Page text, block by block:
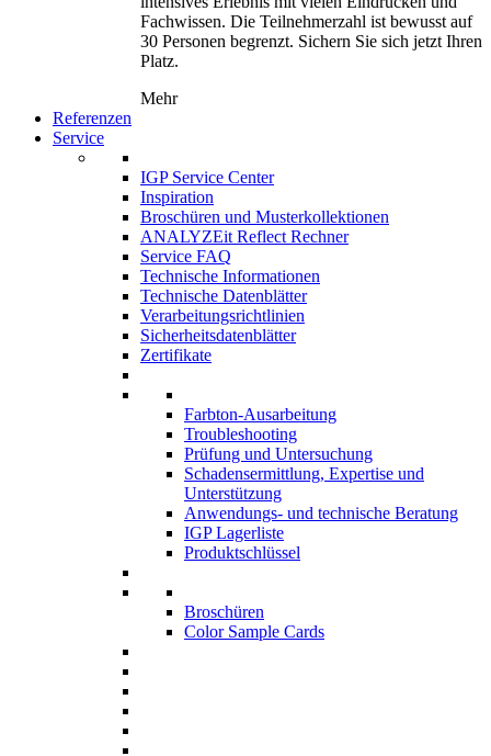
Fachwissen. Die Teilnehmerzahl ist bewusst auf
30 Personen begrenzt. Sichern Sie sich jetzt Ihren
Platz.
Mehr
Referenzen
Service
IGP Service Center
Inspiration
Broschüren und Musterkollektionen
ANALYZEit Reflect Rechner
Service FAQ
Technische Informationen
Technische Datenblätter
Verarbeitungsrichtlinien
Sicherheitsdatenblätter
Zertifikate
Farbton-Ausarbeitung
Troubleshooting
Prüfung und Untersuchung
Schadensermittlung, Expertise und
Unterstützung
Anwendungs- und technische Beratung
IGP Lagerliste
Produktschlüssel
Broschüren
Color Sample Cards